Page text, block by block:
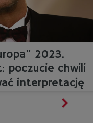
2023.
poczucie chwili
interpretację